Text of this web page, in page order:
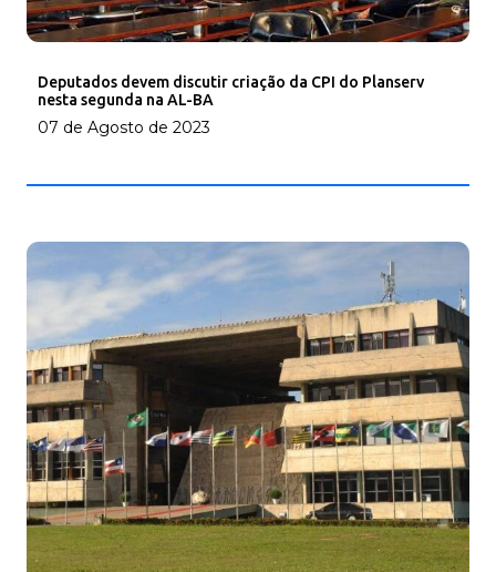
Deputados devem discutir criação da CPI do Planserv
nesta segunda na AL-BA
07 de Agosto de 2023